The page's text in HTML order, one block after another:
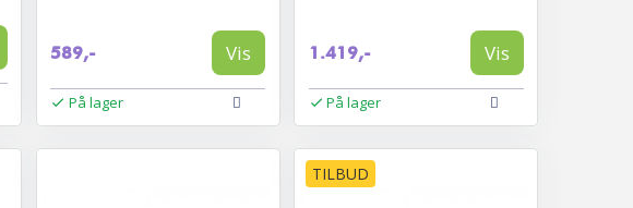
589,- Vis
På lager
1.419,- Vis
På lager
TILBUD